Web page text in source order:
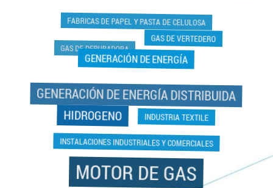
FABRICAS DE PAPEL Y PASTA DE CELULOSA
GAS DE DEPURADORA
GAS DE VERTEDERO
GENERACIÓN DE ENERGÍA
GENERACIÓN DE ENERGÍA DISTRIBUIDA
HIDROGENO INDUSTRIA TEXTILE
INSTALACIONES INDUSTRIALES Y COMERCIALES
MOTOR DE GAS